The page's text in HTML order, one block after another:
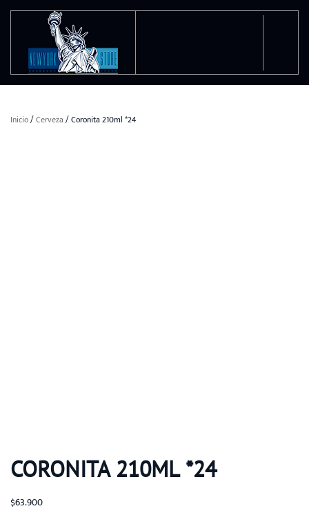
Ir al contenido principal
Inicio/Cerveza / Coronita 210ml *24
CORONITA 210ML *24
$63.900